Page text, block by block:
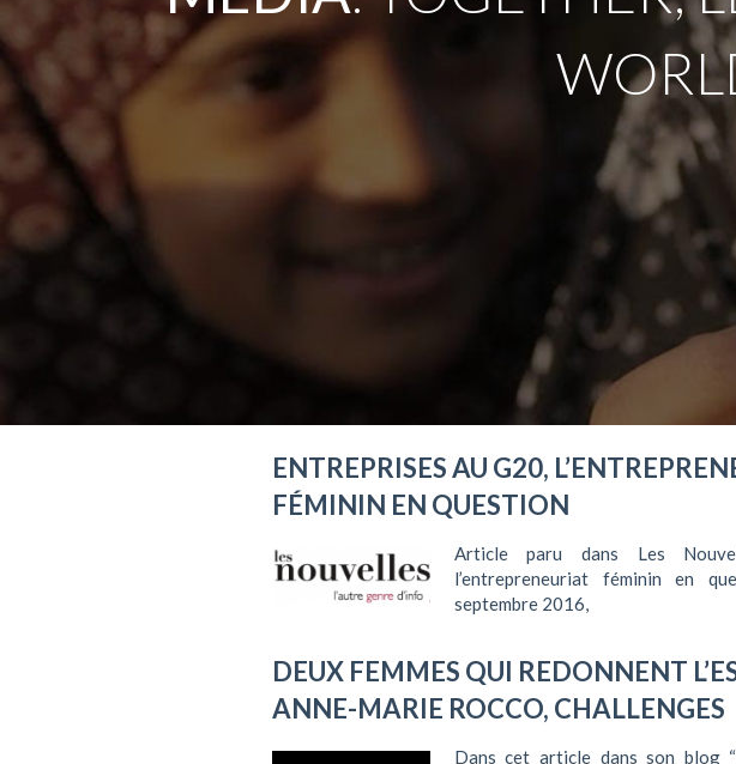
ENTREPRISES AU G20,
FÉMININ EN QUESTION
Article paru dans Les
l’entrepreneuriat féminin en
septembre 2016,
DEUX FEMMES QUI REDONNENT
ANNE-MARIE ROCCO, CHALLENGES
Dans cet article dans son blog